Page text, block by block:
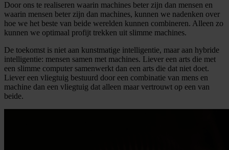
Door ons te realiseren waarin machines beter zijn dan mensen en
waarin mensen beter zijn dan machines, kunnen we nadenken over
hoe we het beste van beide werelden kunnen combineren. Alleen zo
kunnen we optimaal profijt trekken uit slimme machines.
De toekomst is niet aan kunstmatige intelligentie, maar aan hybride
intelligentie: mensen samen met machines. Liever een arts die met
een slimme computer samenwerkt dan een arts die dat niet doet.
Liever een vliegtuig bestuurd door een combinatie van mens en
machine dan een vliegtuig dat alleen maar vertrouwt op een van
beide.